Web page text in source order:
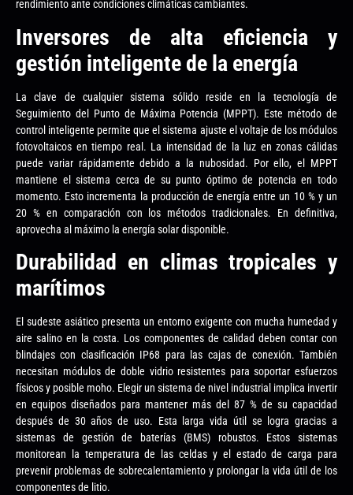
rendimiento ante condiciones climáticas cambiantes.
Inversores de alta eficiencia y
gestión inteligente de la energía
La clave de cualquier sistema sólido reside en la tecnología de
Seguimiento del Punto de Máxima Potencia (MPPT). Este método de
control inteligente permite que el sistema ajuste el voltaje de los módulos
fotovoltaicos en tiempo real. La intensidad de la luz en zonas cálidas
puede variar rápidamente debido a la nubosidad. Por ello, el MPPT
mantiene el sistema cerca de su punto óptimo de potencia en todo
momento. Esto incrementa la producción de energía entre un 10 % y un
20 % en comparación con los métodos tradicionales. En definitiva,
aprovecha al máximo la energía solar disponible.
Durabilidad en climas tropicales y
marítimos
El sudeste asiático presenta un entorno exigente con mucha humedad y
aire salino en la costa. Los componentes de calidad deben contar con
blindajes con clasificación IP68 para las cajas de conexión. También
necesitan módulos de doble vidrio resistentes para soportar esfuerzos
físicos y posible moho. Elegir un sistema de nivel industrial implica invertir
en equipos diseñados para mantener más del 87 % de su capacidad
después de 30 años de uso. Esta larga vida útil se logra gracias a
sistemas de gestión de baterías (BMS) robustos. Estos sistemas
monitorean la temperatura de las celdas y el estado de carga para
prevenir problemas de sobrecalentamiento y prolongar la vida útil de los
componentes de litio.